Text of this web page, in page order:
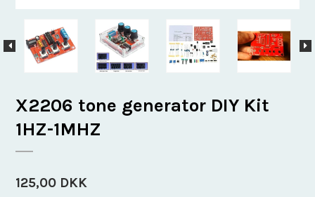
X2206 tone generator DIY Kit
1HZ-1MHZ
125,00 DKK